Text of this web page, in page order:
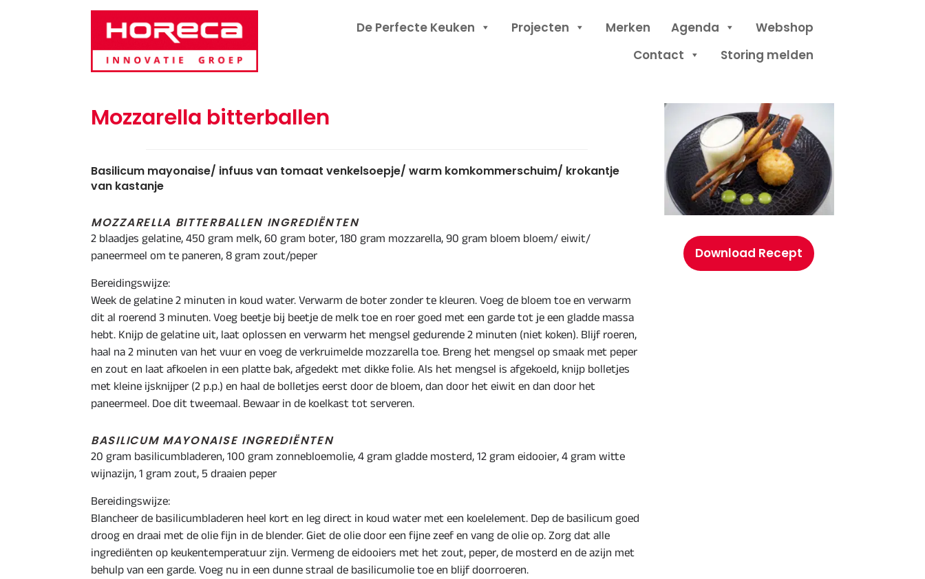
Horeca Innovatie Groep
Header
De Perfecte Keuken Projecten Merken Agenda
Webshop
Contact
Storing melden
Mozzarella bitterballen
Basilicum mayonaise/ infuus van tomaat venkelsoepje/ warm komkommerschuim/ krokantje
van kastanje
MOZZARELLA BITTERBALLEN INGREDIËNTEN
2 blaadjes gelatine, 450 gram melk, 60 gram boter, 180 gram mozzarella, 90 gram bloem bloem/ eiwit/
paneermeel om te paneren, 8 gram zout/peper
Bereidingswijze:
Week de gelatine 2 minuten in koud water. Verwarm de boter zonder te kleuren. Voeg de bloem toe en verwarm
dit al roerend 3 minuten. Voeg beetje bij beetje de melk toe en roer goed met een garde tot je een gladde massa
hebt. Knijp de gelatine uit, laat oplossen en verwarm het mengsel gedurende 2 minuten (niet koken). Blijf roeren,
haal na 2 minuten van het vuur en voeg de verkruimelde mozzarella toe. Breng het mengsel op smaak met peper
en zout en laat afkoelen in een platte bak, afgedekt met dikke folie. Als het mengsel is afgekoeld, knijp bolletjes
met kleine ijsknijper (2 p.p.) en haal de bolletjes eerst door de bloem, dan door het eiwit en dan door het
paneermeel. Doe dit tweemaal. Bewaar in de koelkast tot serveren.
BASILICUM MAYONAISE INGREDIËNTEN
20 gram basilicumbladeren, 100 gram zonnebloemolie, 4 gram gladde mosterd, 12 gram eidooier, 4 gram witte
wijnazijn, 1 gram zout, 5 draaien peper
Bereidingswijze:
Blancheer de basilicumbladeren heel kort en leg direct in koud water met een koelelement. Dep de basilicum goed
droog en draai met de olie fijn in de blender. Giet de olie door een fijne zeef en vang de olie op. Zorg dat alle
ingrediënten op keukentemperatuur zijn. Vermeng de eidooiers met het zout, peper, de mosterd en de azijn met
behulp van een garde. Voeg nu in een dunne straal de basilicumolie toe en blijf doorroeren.
Download Recept